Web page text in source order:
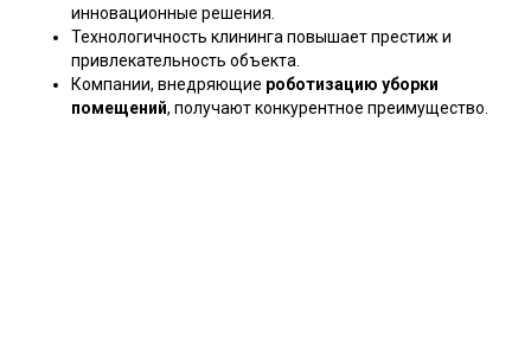
инновационные решения.
Технологичность клининга повышает престиж и
привлекательность объекта.
Компании, внедряющие роботизацию уборки
помещений, получают конкурентное преимущество.